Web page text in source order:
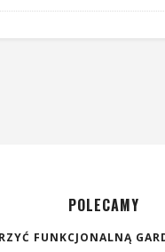
POLECAMY
FUNKCJONALNĄ